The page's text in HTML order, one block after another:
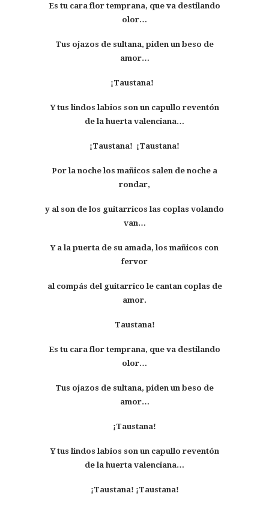
Es tu cara flor temprana, que va destilando
olor…
Tus ojazos de sultana, piden un beso de
amor…
¡Taustana!
Y tus lindos labios son un capullo reventón
de la huerta valenciana…
¡Taustana! ¡Taustana!
Por la noche los mañicos salen de noche a
rondar,
y al son de los guitarricos las coplas volando
van…
Y a la puerta de su amada, los mañicos con
fervor
al compás del guitarrico le cantan coplas de
amor.
Taustana!
Es tu cara flor temprana, que va destilando
olor…
Tus ojazos de sultana, piden un beso de
amor…
¡Taustana!
Y tus lindos labios son un capullo reventón
de la huerta valenciana…
¡Taustana! ¡Taustana!